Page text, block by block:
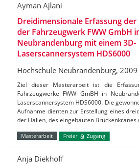
Ayman Ajlani
Dreidimensionale Erfassung der
der Fahrzeugwerk FWW GmbH
Neubrandenburg mit einem 3D-
Laserscannersystem HDS6000
Hochschule Neubrandenburg, 2009
Ziel dieser Masterarbeit ist die
Fahrzeugwerke FWW GmBH in
Laserscannersystem HDS6000. Die
Aufnahme dienten zur Erstellung eines
der Hallen, des eingebauten
Masterarbeit Freier Zugang
Anja Diekhoff